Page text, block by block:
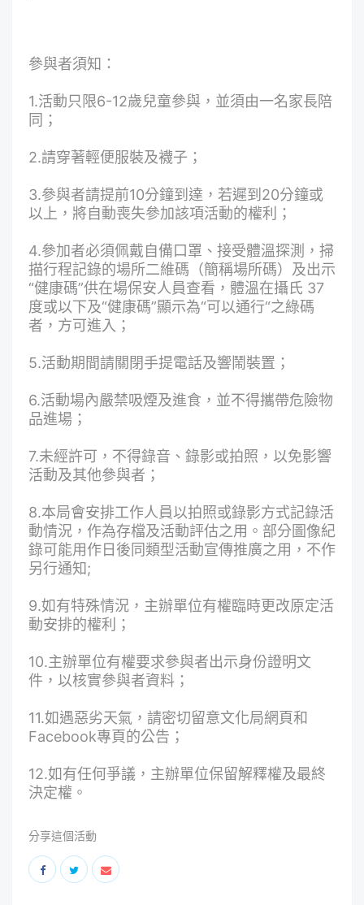
參與者須知：
1.活動只限6-12歲兒童參與，並須由一名家長陪
同；
2.請穿著輕便服裝及襪子；
3.參與者請提前10分鐘到達，若遲到20分鐘或
以上，將自動喪失參加該項活動的權利；
4.參加者必須佩戴自備口罩、接受體溫探測，掃
描行程記錄的場所二維碼（簡稱場所碼）及出示
“健康碼”供在場保安人員查看，體溫在攝氏 37
度或以下及“健康碼”顯示為“可以通行“之綠碼
者，方可進入；
5.活動期間請關閉手提電話及響鬧裝置；
6.活動場內嚴禁吸煙及進食，並不得攜帶危險物
品進場；
7.未經許可，不得錄音、錄影或拍照，以免影響
活動及其他參與者；
8.本局會安排工作人員以拍照或錄影方式記錄活
動情況，作為存檔及活動評估之用。部分圖像紀
錄可能用作日後同類型活動宣傳推廣之用，不作
另行通知;
9.如有特殊情況，主辦單位有權臨時更改原定活
動安排的權利；
10.主辦單位有權要求參與者出示身份證明文
件，以核實參與者資料；
11.如遇惡劣天氣，請密切留意文化局網頁和
Facebook專頁的公告；
12.如有任何爭議，主辦單位保留解釋權及最終
決定權。
分享這個活動